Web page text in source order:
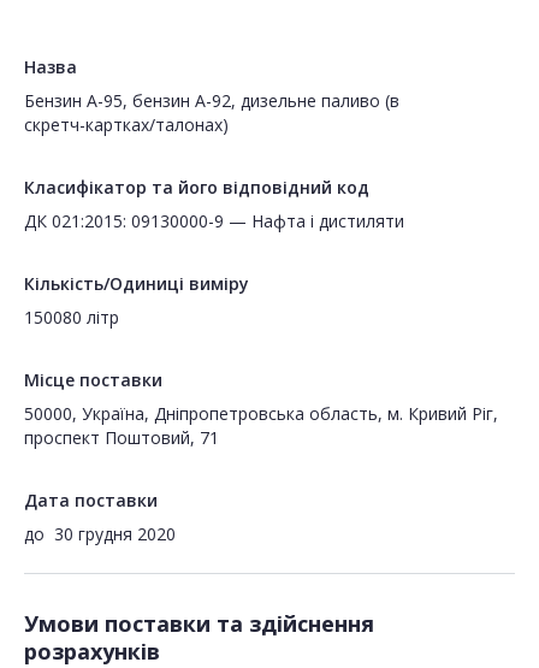
Назва
Бензин А-95, бензин А-92, дизельне паливо (в
скретч-картках/талонах)
Класифікатор та його відповідний код
ДК 021:2015: 09130000-9 — Нафта і дистиляти
Кількість/Одиниці виміру
150080 літр
Місце поставки
50000, Україна, Дніпропетровська область, м. Кривий Ріг,
проспект Поштовий, 71
Дата поставки
до 30 грудня 2020
Умови поставки та здійснення
розрахунків